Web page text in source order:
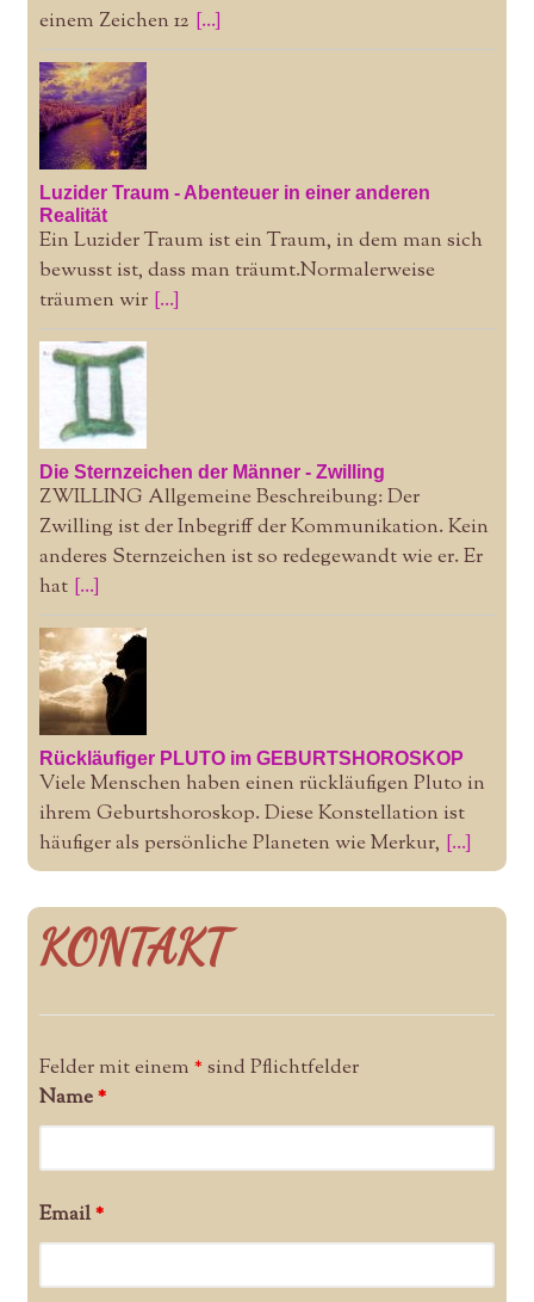
einem Zeichen 12 [...]
Luzider Traum - Abenteuer in einer anderen
Realität
Ein Luzider Traum ist ein Traum, in dem man sich
bewusst ist, dass man träumt.Normalerweise
träumen wir [...]
Die Sternzeichen der Männer - Zwilling
ZWILLING Allgemeine Beschreibung: Der
Zwilling ist der Inbegriff der Kommunikation. Kein
anderes Sternzeichen ist so redegewandt wie er. Er
hat [...]
Rückläufiger PLUTO im GEBURTSHOROSKOP
Viele Menschen haben einen rückläufigen Pluto in
ihrem Geburtshoroskop. Diese Konstellation ist
häufiger als persönliche Planeten wie Merkur, [...]
KONTAKT
Felder mit einem * sind Pflichtfelder
Name*
Email*